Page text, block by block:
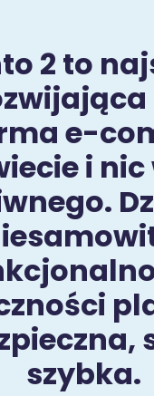
2 to
e-
i
szybka.